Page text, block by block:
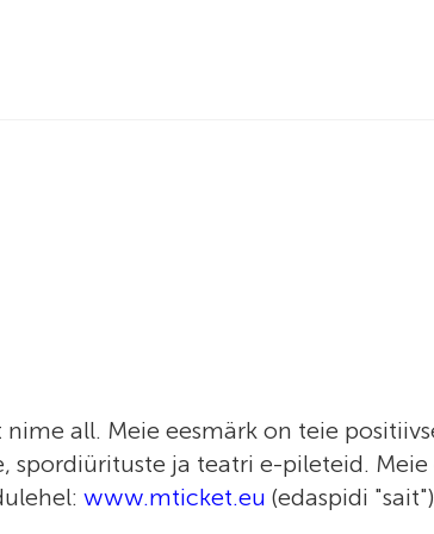
all. Meie eesmärk on teie
spordiürituste ja teatri e-pileteid.
www.mticket.eu (edaspidi